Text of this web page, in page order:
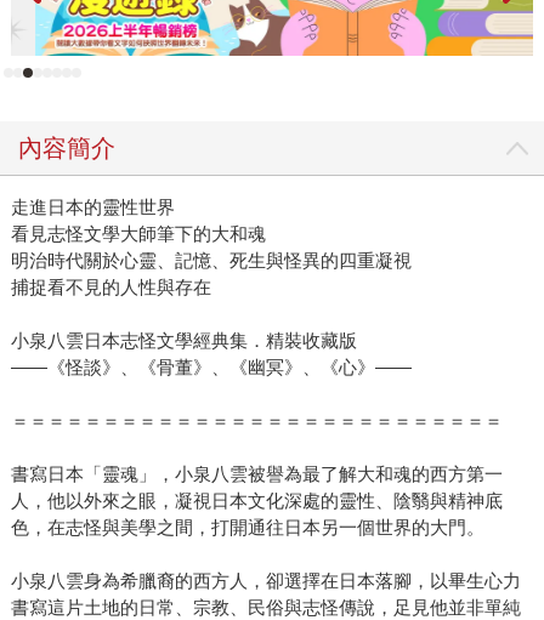
內容簡介
走進日本的靈性世界
看見志怪文學大師筆下的大和魂
明治時代關於心靈、記憶、死生與怪異的四重凝視
捕捉看不見的人性與存在
小泉八雲日本志怪文學經典集．精裝收藏版
——《怪談》、《骨董》、《幽冥》、《心》——
＝＝＝＝＝＝＝＝＝＝＝＝＝＝＝＝＝＝＝＝＝＝＝＝＝＝＝
書寫日本「靈魂」，小泉八雲被譽為最了解大和魂的西方第一
人，他以外來之眼，凝視日本文化深處的靈性、陰翳與精神底
色，在志怪與美學之間，打開通往日本另一個世界的大門。
小泉八雲身為希臘裔的西方人，卻選擇在日本落腳，以畢生心力
書寫這片土地的日常、宗教、民俗與志怪傳說，足見他並非單純